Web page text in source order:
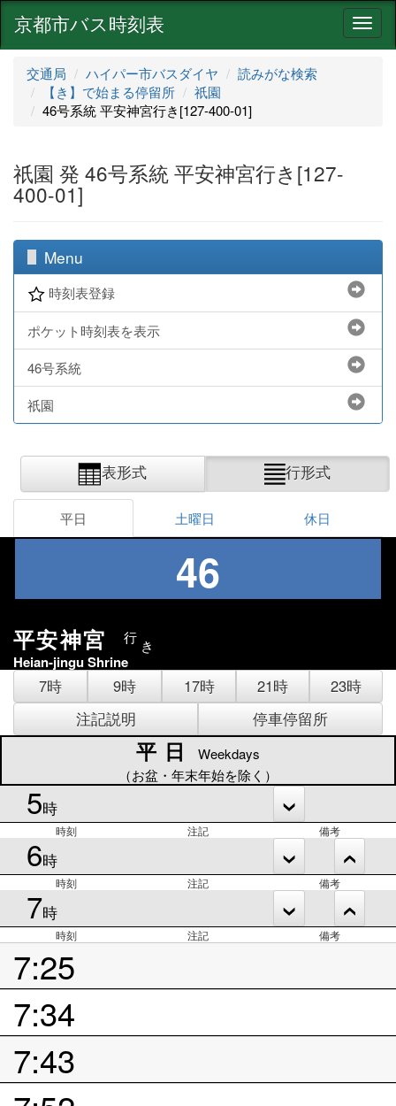
ナ
ビ
京都市バス時刻表
交通局 ハイパー市バスダイヤ
読みがな検索
【き】で始まる停留所
祇園
46号系統 平安神宮行き[127-400-01]
祇園 発 46号系統 平安神宮行き[127-
400-01]
Menu
時刻表登録
ポケット時刻表を表示
46号系統
祇園
表形式 行形式
平日 土曜日 休日
46
平安神宮 行 き
Heian-jingu Shrine
7時 9時 17時 21時
23時
注記説明
停車停留所
平日
Weekdays
（お盆・年末年始を除く）
5時
時刻 注記 備考
6時
時刻 注記 備考
7時
時刻 注記 備考
7:25
7:34
7:43